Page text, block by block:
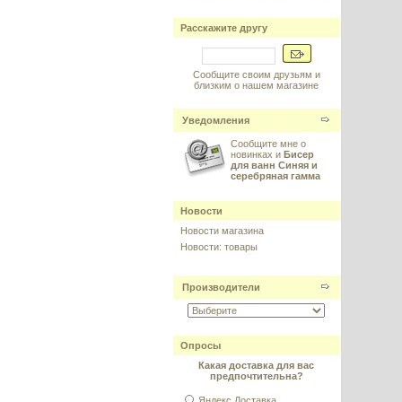
Расскажите другу
Сообщите своим друзьям и
близким о нашем магазине
Уведомления
Сообщите мне о
новинках и Бисер
для ванн Синяя и
серебряная гамма
Новости
Новости магазина
Новости: товары
Производители
Опросы
Какая доставка для вас
предпочтительна?